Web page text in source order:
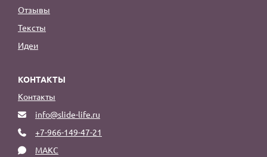
Отзывы
Тексты
Идеи
КОНТАКТЫ
Контакты
info@slide-life.ru
+7-966-149-47-21
МАКС